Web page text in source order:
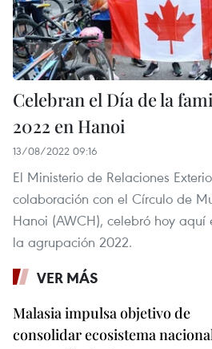
Celebran el Día de la
2022 en Hanoi
13/08/2022 09:16
El Ministerio de Relaciones
colaboración con el Círculo de
Hanoi (AWCH), celebró hoy
la agrupación 2022.
VER MÁS
Malasia impulsa objetivo de
consolidar ecosistema